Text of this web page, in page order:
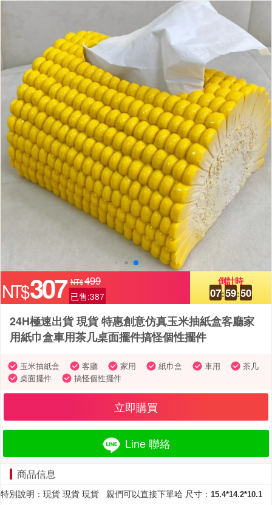
NT$307 NT$499
已售:387
倒計時
07:59:48
24H極速出貨 現貨 特惠創意仿真玉米抽紙盒客廳家
用紙巾盒車用茶几桌面擺件搞怪個性擺件
玉米抽紙盒 客廳 家用 紙巾盒 車用
茶几
桌面擺件
搞怪個性擺件
立即購買
Line 聯絡
商品信息
特別說明：現貨 現貨 現貨 親們可以直接下單哈 尺寸： 15.4*14.2*10.1